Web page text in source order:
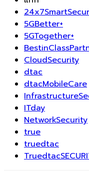
5GBetter+
5GTogether+
CloudSecurity
dtac
dtacMobileCare
ITday
NetworkSecurity
true
truedtac